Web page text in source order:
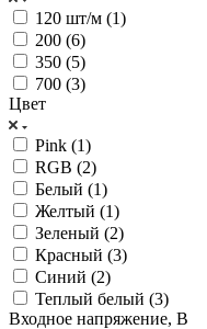
120 шт/м (1)
200 (6)
350 (5)
700 (3)
Цвет
Pink (1)
RGB (2)
Белый (1)
Желтый (1)
Зеленый (2)
Красный (3)
Синий (2)
Теплый белый (3)
Входное напряжение, В